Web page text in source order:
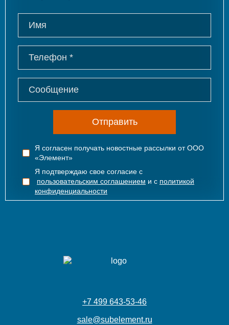
Отправить
Я согласен получать новостные рассылки от ООО
«Элемент»
Я подтверждаю свое согласие с
пользовательским соглашением и с политикой
конфиденциальности
+7 499 643-53-46
sale@subelement.ru